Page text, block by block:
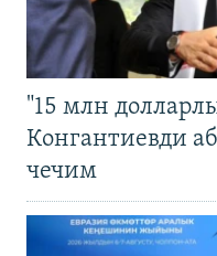
"15 млн
Конгантиевди
чечим